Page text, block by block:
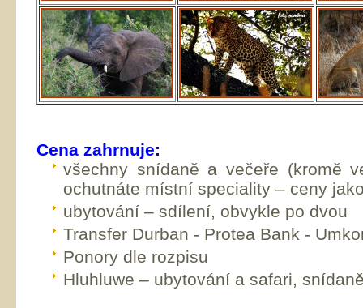
Cena zahrnuje:
všechny snídaně a večeře (kromě
ochutnáte místní speciality – ceny
ubytování – sdílení, obvykle po dvou
Transfer Durban - Protea Bank -
Ponory dle rozpisu
Hluhluwe – ubytování a safari,